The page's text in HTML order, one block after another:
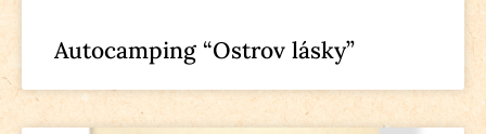
Autocamping “Ostrov lásky”